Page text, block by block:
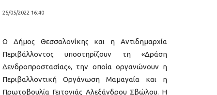
25/05/2022 16:40
Ο Δήμος Θεσσαλονίκης και η Αντιδημαρχία
Περιβάλλοντος υποστηρίζουν τη «Δράση
Δενδροπροστασίας», την οποία οργανώνουν η
Περιβαλλοντική Οργάνωση Μαμαγαία και η
Πρωτοβουλία Γειτονιάς Αλεξάνδρου Σβώλου. Η